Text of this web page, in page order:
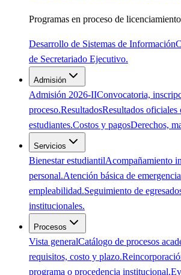
Programas en proceso de licenciamiento
Desarrollo de Sistemas de Información
de Secretariado Ejecutivo.
Admisión
Admisión 2026-IIConvocatoria,
proceso.ResultadosResultados oficiales
estudiantes.Costos y pagosDerechos,
Servicios
Bienestar estudiantilAcompañamiento
personal.Atención básica de
empleabilidad.Seguimiento de
institucionales.
Procesos
Vista generalCatálogo de procesos
requisitos, costo y plazo.
programa o procedencia institucional.